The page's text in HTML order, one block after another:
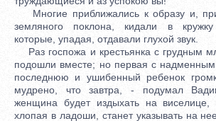
Многие приближались к образу и,
земляного поклона, кидали в
которые, упадая, отдавали глухой звук.
Раз госпожа и крестьянка с грудным
подошли вместе; но первая с надменным
последнюю и ушибенный ребенок
мудрено, что завтра, - подумал
женщина будет издыхать на виселице,
хлопая в ладоши, станет указывать на